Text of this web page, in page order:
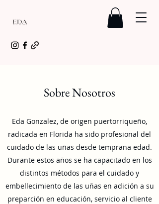
Sobre Nosotros
Eda Gonzalez, de origen puertorriqueño,
radicada en Florida ha sido profesional del
cuidado de las uñas desde temprana edad.
Durante estos años se ha capacitado en los
distintos métodos para el cuidado y
embellecimiento de las uñas en adición a su
preparción en educación, servicio al cliente